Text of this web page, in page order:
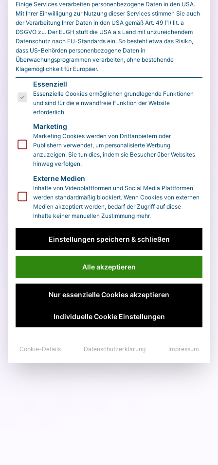
Einige Services verarbeiten personenbezogene Daten in den USA.
Mit Ihrer Einwilligung zur Nutzung dieser Services stimmen Sie auch
der Verarbeitung Ihrer Daten in den USA gemäß Art. 49 (1) lit. a
DSGVO zu. Der EuGH stuft die USA als Land mit unzureichendem
Datenschutz nach EU-Standards ein. So besteht etwa das Risiko,
dass US-Behörden personenbezogene Daten in
Überwachungsprogrammen verarbeiten, ohne bestehende
Klagemöglichkeit für Europäer.
Es folgt eine Liste der Service-Gruppen, für die eine
Essenziell
Essenzielle Cookies ermöglichen grundlegende Funktionen
und sind für die einwandfreie Funktion der Website
erforderlich.
Marketing
Marketing Cookies werden von Drittanbietern oder
Publishern verwendet, um personalisierte Werbung
anzuzeigen. Sie tun dies, indem sie Besucher über Websites
hinweg verfolgen.
Externe Medien
Inhalte von Videoplattformen und Social Media Plattformen
werden standardmäßig blockiert. Wenn Cookies von externen
Medien akzeptiert werden, bedarf der Zugriff auf diese
Inhalte keiner manuellen Zustimmung mehr.
Einstellungen speichern & schließen
Alle akzeptieren
Nur essenzielle Cookies akzeptieren
Individuelle Cookie Einstellungen
Cookie-Details Datenschutzerklärung Impressum